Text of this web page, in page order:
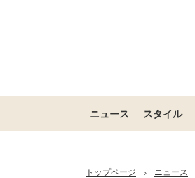
ニュース スタイル
トップページ > ニュース